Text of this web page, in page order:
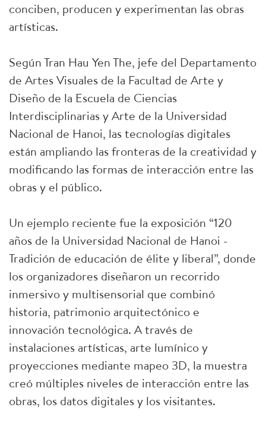
conciben, producen y experimentan las obras
artísticas.
Según Tran Hau Yen The, jefe del Departamento
de Artes Visuales de la Facultad de Arte y
Diseño de la Escuela de Ciencias
Interdisciplinarias y Arte de la Universidad
Nacional de Hanoi, las tecnologías digitales
están ampliando las fronteras de la creatividad y
modificando las formas de interacción entre las
obras y el público.
Un ejemplo reciente fue la exposición “120
años de la Universidad Nacional de Hanoi -
Tradición de educación de élite y liberal”, donde
los organizadores diseñaron un recorrido
inmersivo y multisensorial que combinó
historia, patrimonio arquitectónico e
innovación tecnológica. A través de
instalaciones artísticas, arte lumínico y
proyecciones mediante mapeo 3D, la muestra
creó múltiples niveles de interacción entre las
obras, los datos digitales y los visitantes.